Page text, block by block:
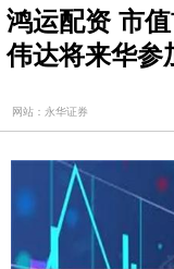
鸿运配资 市
伟达将来华参
网站：永华证券